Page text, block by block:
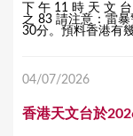
下 午 11 時 天 文
之 83 請注意：雷
30分。預料香港有
04/07/2026
香港天文台於